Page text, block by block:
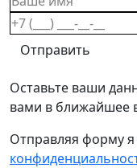
Оставьте ваши
вами в ближайшее
Отправляя форму